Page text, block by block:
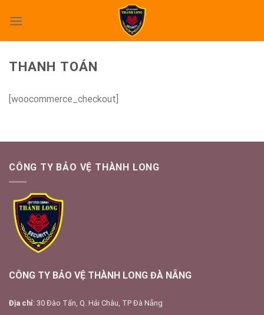
THANH TOÁN
[woocommerce_checkout]
CÔNG TY BẢO VỆ THÀNH LONG
CÔNG TY BẢO VỆ THÀNH LONG ĐÀ NẴNG
Địa chỉ: 30 Đào Tấn, Q. Hải Châu, TP Đà Nẵng